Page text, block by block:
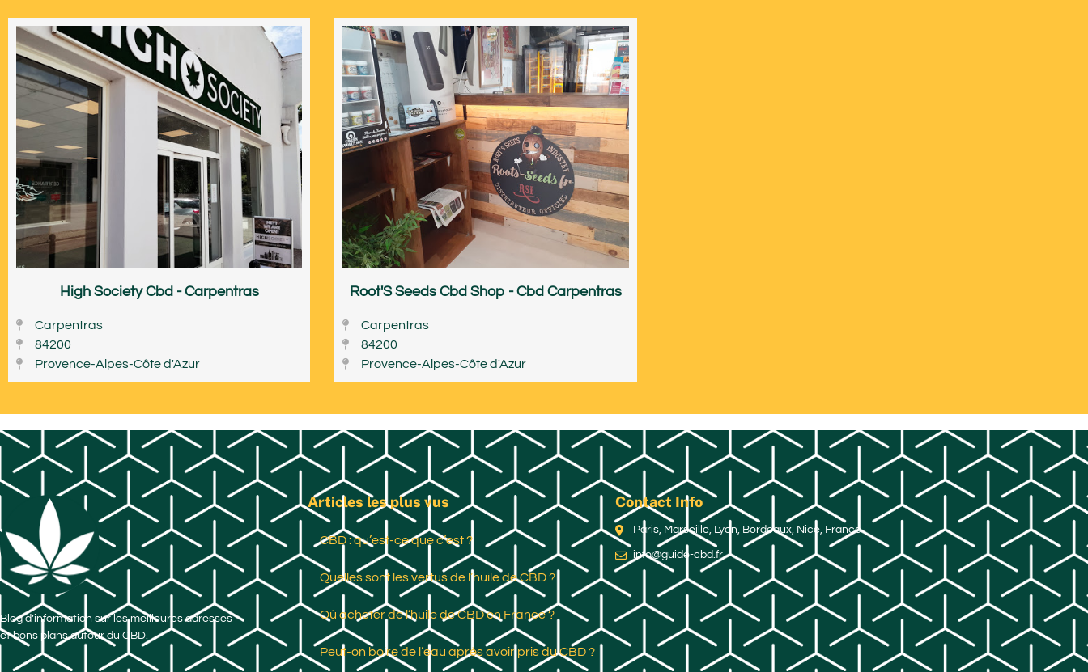
High Society Cbd - Carpentras
Carpentras
84200
Provence-Alpes-Côte d'Azur
Root'S Seeds Cbd Shop - Cbd Carpentras
Carpentras
84200
Provence-Alpes-Côte d'Azur
Blog d’information sur les meilleures adresses
et bons plans autour du CBD.
Articles les plus vus
CBD : qu’est-ce que c’est ?
Quelles sont les vertus de l’huile de CBD ?
Où acheter de l’huile de CBD en France ?
Peut-on boire de l’eau après avoir pris du CBD ?
Contact Info
Paris, Marseille, Lyon, Bordeaux, Nice, France
info@guide-cbd.fr